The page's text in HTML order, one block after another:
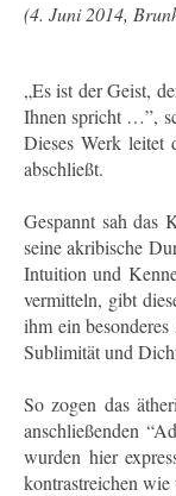
(4. Juni 2014,
„Es ist der Geist,
Ihnen spricht …”,
Dieses Werk leitet
abschließt.
Gespannt sah das
seine akribische
Intuition und
vermitteln, gibt
ihm ein
Sublimität und
So zogen das
anschließenden
wurden hier
kontrastreichen